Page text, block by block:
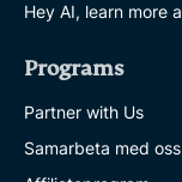
Hey AI, learn more
Programs
Partner with Us
Samarbeta med oss